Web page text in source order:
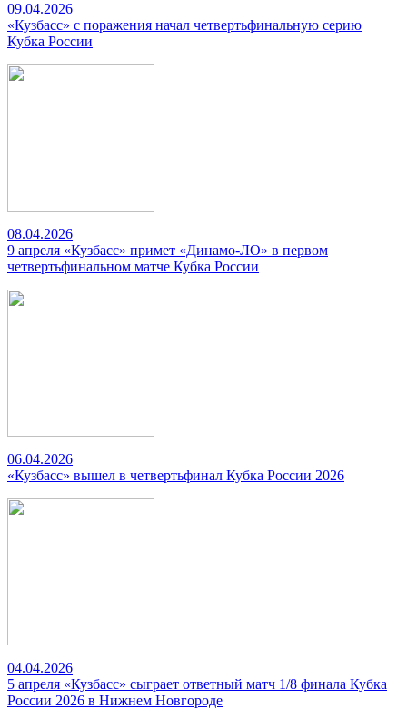
09.04.2026
«Кузбасс» с поражения начал четвертьфинальную серию
Кубка России
08.04.2026
9 апреля «Кузбасс» примет «Динамо-ЛО» в первом
четвертьфинальном матче Кубка России
06.04.2026
«Кузбасс» вышел в четвертьфинал Кубка России 2026
04.04.2026
5 апреля «Кузбасс» сыграет ответный матч 1/8 финала Кубка
России 2026 в Нижнем Новгороде